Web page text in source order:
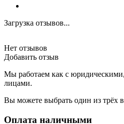
Загрузка отзывов...
Нет отзывов
Добавить отзыв
Мы работаем как с
лицами.
Вы можете выбрать один из трёх
Оплата наличными